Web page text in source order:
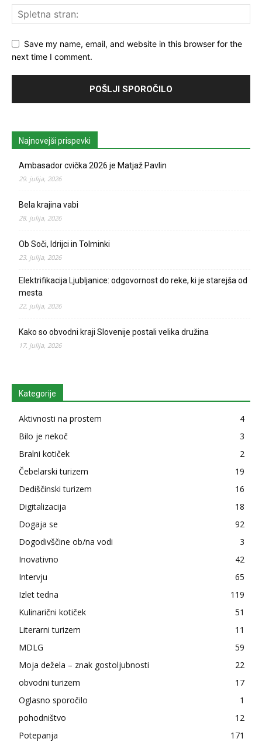
Save my name, email, and website in this browser for the
next time I comment.
Najnovejši prispevki
Ambasador cvička 2026 je Matjaž Pavlin
29. julija, 2026
Bela krajina vabi
28. julija, 2026
Ob Soči, Idrijci in Tolminki
23. julija, 2026
Elektrifikacija Ljubljanice: odgovornost do reke, ki je starejša od
mesta
22. julija, 2026
Kako so obvodni kraji Slovenije postali velika družina
17. julija, 2026
Kategorije
Aktivnosti na prostem
4
Bilo je nekoč
3
Bralni kotiček
2
Čebelarski turizem
19
Dediščinski turizem
16
Digitalizacija
18
Dogaja se
92
Dogodivščine ob/na vodi
3
Inovativno
42
Intervju
65
Izlet tedna
119
Kulinarični kotiček
51
Literarni turizem
11
MDLG
59
Moja dežela – znak gostoljubnosti
22
obvodni turizem
17
Oglasno sporočilo
1
pohodništvo
12
Potepanja
171